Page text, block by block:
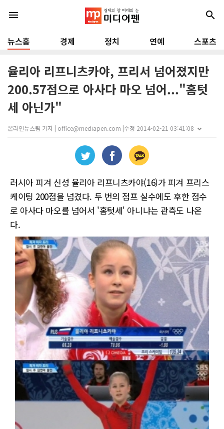
menu search
뉴스홈 경제 정치 연예 스포츠
율리아 리프니츠카야, 프리서 넘어졌지만
200.57점으로 아사다 마오 넘어..."홈텃
세 아닌가"
온라인뉴스팀 기자 | office@mediapen.com |수정 2014-02-21 03:41:08
러시아 피겨 신성 율리아 리프니츠카야(16)가 피겨 프리스
케이팅 200점을 넘겼다. 두 번의 점프 실수에도 후한 점수
로 아사다 마오를 넘어서 '홈텃세' 아니냐는 관측도 나온
다.